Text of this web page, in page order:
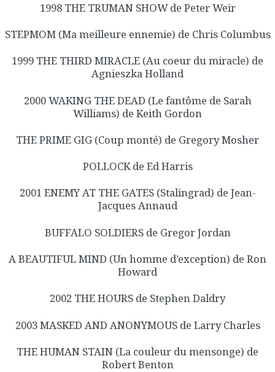
1998 THE TRUMAN SHOW de Peter Weir
STEPMOM (Ma meilleure ennemie) de Chris Columbus
1999 THE THIRD MIRACLE (Au coeur du miracle) de
Agnieszka Holland
2000 WAKING THE DEAD (Le fantôme de Sarah
Williams) de Keith Gordon
THE PRIME GIG (Coup monté) de Gregory Mosher
POLLOCK de Ed Harris
2001 ENEMY AT THE GATES (Stalingrad) de Jean-
Jacques Annaud
BUFFALO SOLDIERS de Gregor Jordan
A BEAUTIFUL MIND (Un homme d’exception) de Ron
Howard
2002 THE HOURS de Stephen Daldry
2003 MASKED AND ANONYMOUS de Larry Charles
THE HUMAN STAIN (La couleur du mensonge) de
Robert Benton